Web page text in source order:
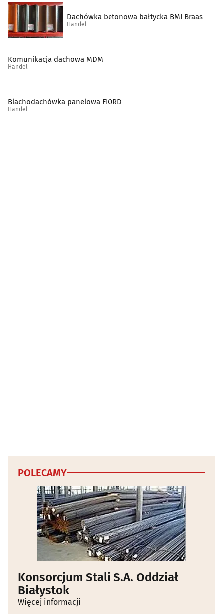
Supermarkety(10)
Szkło techniczne
Środki czystości(5)
Telefony komórkowe, akcesoria
Dachówka betonowa bałtycka BMI Braas
Handel
Komunikacja dachowa MDM
Handel
Blachodachówka panelowa FIORD
Handel
POLECAMY
Konsorcjum Stali S.A. Oddział
Białystok
Więcej informacji